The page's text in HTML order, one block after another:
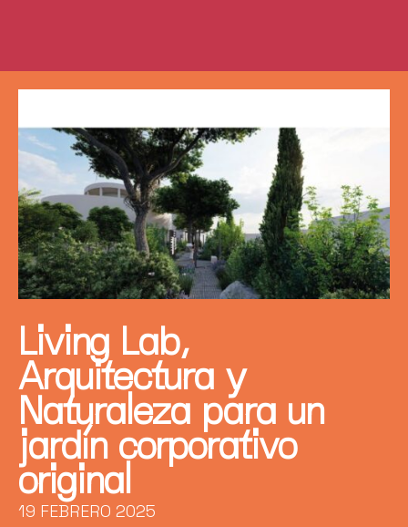
Living Lab,
Arquitectura y
Naturaleza para un
jardín corporativo
original
19 FEBRERO 2025